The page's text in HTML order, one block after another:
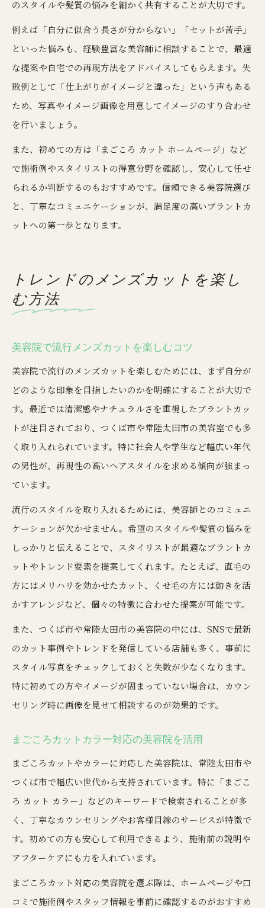
のスタイルや髪質の悩みを細かく共有することが大切です。
例えば「自分に似合う長さが分からない」「セットが苦手」
といった悩みも、経験豊富な美容師に相談することで、最適
な提案や自宅での再現方法をアドバイスしてもらえます。失
敗例として「仕上がりがイメージと違った」という声もある
ため、写真やイメージ画像を用意してイメージのすり合わせ
を行いましょう。
また、初めての方は「まごころ カット ホームページ」など
で施術例やスタイリストの得意分野を確認し、安心して任せ
られるか判断するのもおすすめです。信頼できる美容院選び
と、丁寧なコミュニケーションが、満足度の高いブラントカ
ットへの第一歩となります。
トレンドのメンズカットを楽し
む方法
美容院で流行メンズカットを楽しむコツ
美容院で流行のメンズカットを楽しむためには、まず自分が
どのような印象を目指したいのかを明確にすることが大切で
す。最近では清潔感やナチュラルさを重視したブラントカッ
トが注目されており、つくば市や常陸太田市の美容室でも多
く取り入れられています。特に社会人や学生など幅広い年代
の男性が、再現性の高いヘアスタイルを求める傾向が強まっ
ています。
流行のスタイルを取り入れるためには、美容師とのコミュニ
ケーションが欠かせません。希望のスタイルや髪質の悩みを
しっかりと伝えることで、スタイリストが最適なブラントカ
ットやトレンド要素を提案してくれます。たとえば、直毛の
方にはメリハリを効かせたカット、くせ毛の方には動きを活
かすアレンジなど、個々の特徴に合わせた提案が可能です。
また、つくば市や常陸太田市の美容院の中には、SNSで最新
のカット事例やトレンドを発信している店舗も多く、事前に
スタイル写真をチェックしておくと失敗が少なくなります。
特に初めての方やイメージが固まっていない場合は、カウン
セリング時に画像を見せて相談するのが効果的です。
まごころカットカラー対応の美容院を活用
まごころカットやカラーに対応した美容院は、常陸太田市や
つくば市で幅広い世代から支持されています。特に「まごこ
ろ カット カラー」などのキーワードで検索されることが多
く、丁寧なカウンセリングやお客様目線のサービスが特徴で
す。初めての方も安心して利用できるよう、施術前の説明や
アフターケアにも力を入れています。
まごころカット対応の美容院を選ぶ際は、ホームページや口
コミで施術例やスタッフ情報を事前に確認するのがおすすめ